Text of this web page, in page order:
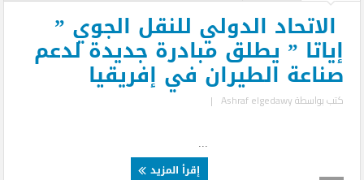
الاتحاد الدولي للنقل الجوي ”
إياتا ” يطلق مبادرة جديدة لدعم
صناعة الطيران في إفريقيا
كتب بواسطةAshraf elgedawy
|
إقرأ المزيد